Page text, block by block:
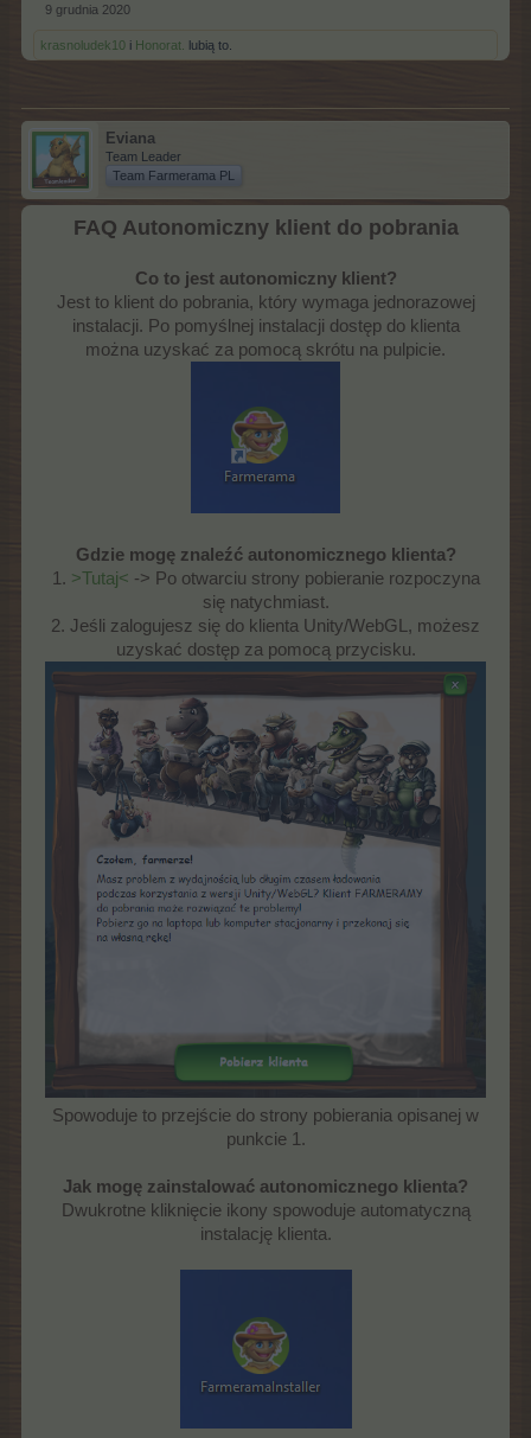
9 grudnia 2020
krasnoludek10 i Honorat. lubią to.
Eviana
Team Leader
Team Farmerama PL
FAQ Autonomiczny klient do pobrania
Co to jest autonomiczny klient?
Jest to klient do pobrania, który wymaga jednorazowej
instalacji. Po pomyślnej instalacji dostęp do klienta
można uzyskać za pomocą skrótu na pulpicie.
Gdzie mogę znaleźć autonomicznego klienta?
1. >Tutaj< -> Po otwarciu strony pobieranie rozpoczyna
się natychmiast.
2. Jeśli zalogujesz się do klienta Unity/WebGL, możesz
uzyskać dostęp za pomocą przycisku.
Spowoduje to przejście do strony pobierania opisanej w
punkcie 1.
Jak mogę zainstalować autonomicznego klienta?
Dwukrotne kliknięcie ikony spowoduje automatyczną
instalację klienta.